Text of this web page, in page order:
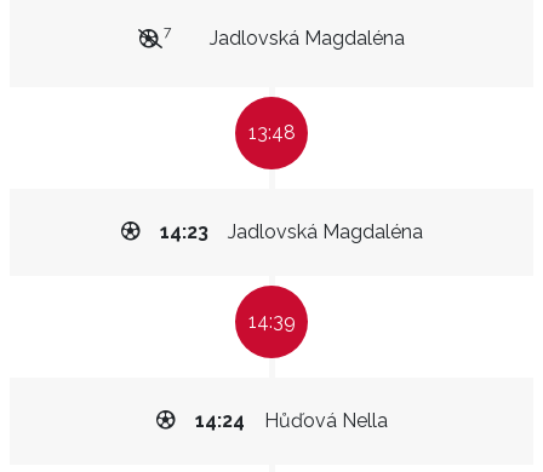
Jadlovská Magdaléna
7
13:48
Jadlovská Magdaléna
14:23
14:39
Hůďová Nella
14:24